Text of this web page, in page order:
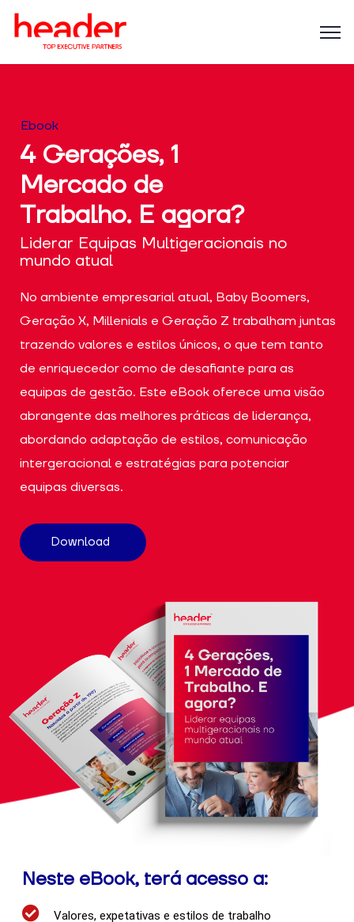
Ebook
4 Gerações, 1
Mercado de
Trabalho. E agora?
Liderar Equipas Multigeracionais no
mundo atual
No ambiente empresarial atual, Baby Boomers,
Geração X, Millenials e Geração Z trabalham juntas
trazendo valores e estilos únicos, o que tem tanto
de enriquecedor como de desafiante para as
equipas de gestão. Este eBook oferece uma visão
abrangente das melhores práticas de liderança,
abordando adaptação de estilos, comunicação
intergeracional e estratégias para potenciar
equipas diversas.
Download
Neste eBook, terá acesso a:
Valores, expetativas e estilos de trabalho
Necessário
Estes cookies
não são
facultativas.
São
necessários
funcionamento
Para
melhorar a